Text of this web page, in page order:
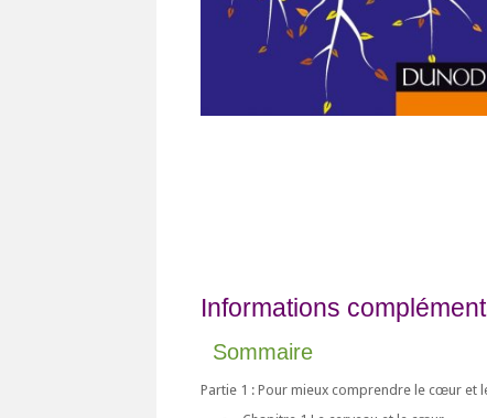
Informations
Sommaire
Partie 1 : Pour mieux comprendre le cœur et